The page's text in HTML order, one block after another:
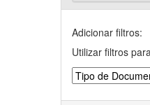
Adicionar filtros:
Utilizar filtros